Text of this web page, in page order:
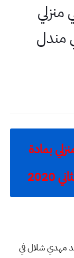
مندل
بمادة
مهدي شلال في